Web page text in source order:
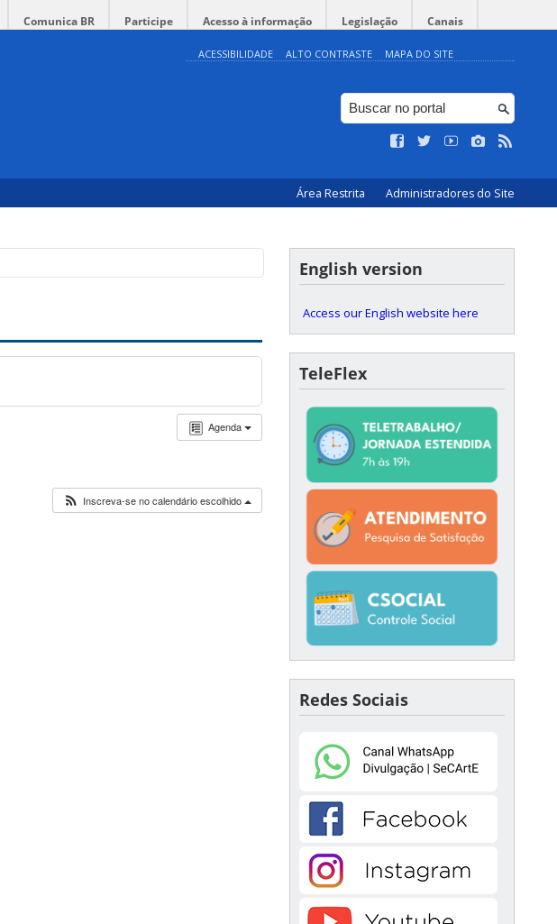
Comunica BR Participe Acesso à informação Legislação Canais
ACESSIBILIDADE ALTO CONTRASTE MAPA DO SITE
Área Restrita Administradores do Site
Agenda
Inscreva-se no calendário escolhido
English version
Access our English website here
TeleFlex
Redes Sociais